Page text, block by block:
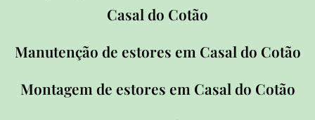
Casal do Cotão
Manutenção de estores em Casal do Cotão
Montagem de estores em Casal do Cotão